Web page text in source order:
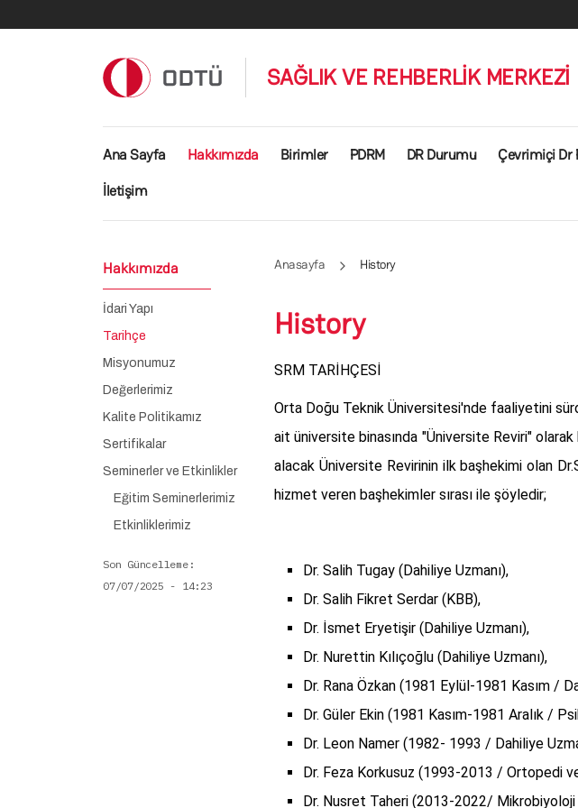
SAĞLIK VE REHBERLİK MERKEZİ
Ana gezinti menüsü
Ana Sayfa Hakkımızda Birimler PDRM DR Durumu Çevrimiçi Dr
İletişim
Anasayfa History
History
SRM TARİHÇESİ
Orta Doğu Teknik Üniversitesi'nde faaliyetini
ait üniversite binasında "Üniversite Reviri"
alacak Üniversite Revirinin ilk başhekimi olan
hizmet veren başhekimler sırası ile şöyledir;
Dr. Salih Tugay (Dahiliye Uzmanı),
Dr. Salih Fikret Serdar (KBB),
Dr. İsmet Eryetişir (Dahiliye Uzmanı),
Dr. Nurettin Kılıçoğlu (Dahiliye Uzmanı),
Dr. Rana Özkan (1981 Eylül-1981 Kasım /
Dr. Güler Ekin (1981 Kasım-1981 Aralık /
Dr. Leon Namer (1982- 1993 / Dahiliye
Dr. Feza Korkusuz (1993-2013 / Ortopedi
Dr. Nusret Taheri (2013-2022/ Mikrobiyoloji
Hakkımızda
İdari Yapı
Tarihçe
Misyonumuz
Değerlerimiz
Kalite Politikamız
Sertifikalar
Seminerler ve Etkinlikler
Eğitim Seminerlerimiz
Etkinliklerimiz
Son Güncelleme
07/07/2025 - 14:23